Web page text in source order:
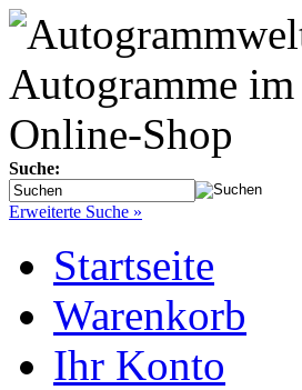
Suche:
Erweiterte Suche »
Startseite
Warenkorb
Ihr Konto